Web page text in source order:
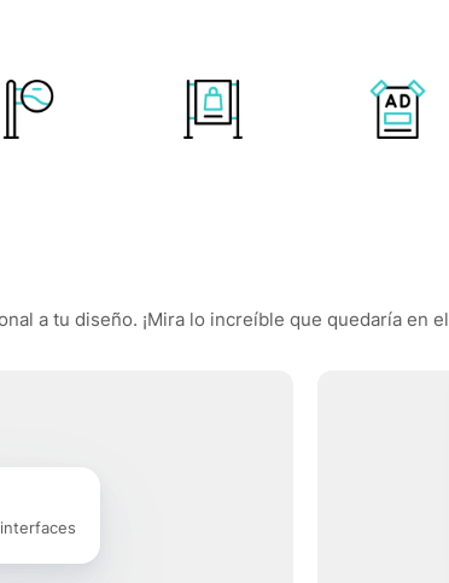
a tu diseño. ¡Mira lo increíble que quedaría